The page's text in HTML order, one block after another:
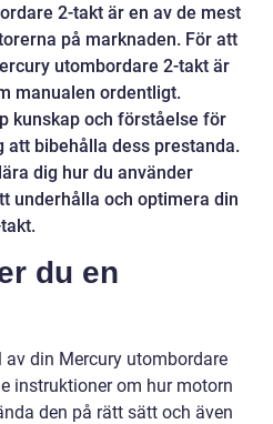
2-takt är en av de mest
på marknaden. För att
utombordare 2-takt är
manualen ordentligt.
kunskap och förståelse för
att bibehålla dess prestanda.
dig hur du använder
underhålla och optimera din
du en
din Mercury utombordare
instruktioner om hur motorn
den på rätt sätt och även